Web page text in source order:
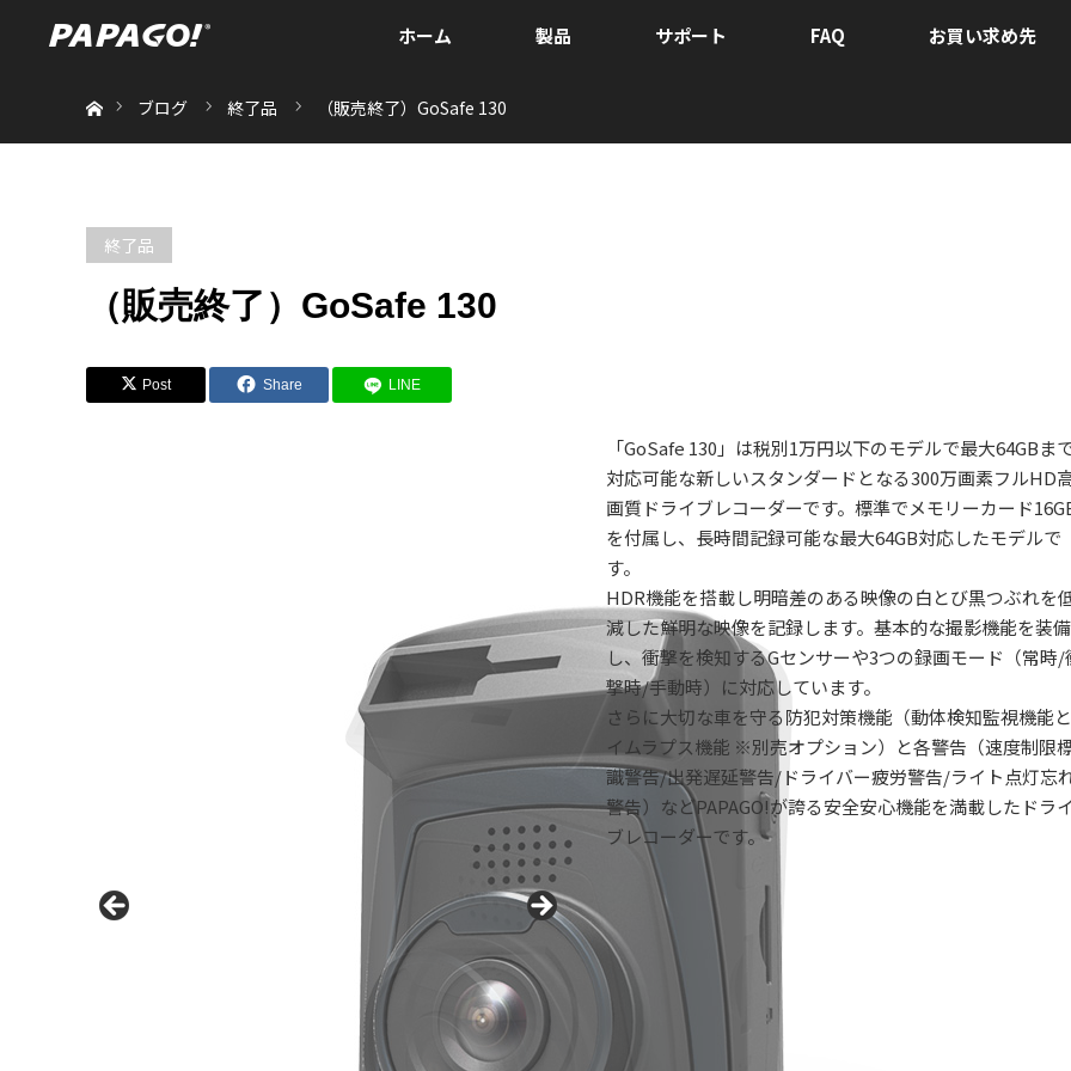
ホーム 製品 サポート FAQ お買い求め先
ブログ
終了品 （販売終了）GoSafe 130
終了品
（販売終了）GoSafe 130
Post Share LINE
「GoSafe 130」は税別1万円以下のモデルで最大64GBま
対応可能な新しいスタンダードとなる300万画素フルHD
画質ドライブレコーダーです。標準でメモリーカード
を付属し、長時間記録可能な最大64GB対応したモデルで
す。
HDR機能を搭載し明暗差のある映像の白とび黒つぶれを
減した鮮明な映像を記録します。基本的な撮影機能を装備
し、衝撃を検知するGセンサーや3つの録画モード（常時/
撃時/手動時）に対応しています。
さらに大切な車を守る防犯対策機能（動体検知監視機能
イムラプス機能 ※別売オプション）と各警告（速度制限
識警告/出発遅延警告/ドライバー疲労警告/ライト点灯忘
警告）などPAPAGO!が誇る安全安心機能を満載したドライ
ブレコーダーです。